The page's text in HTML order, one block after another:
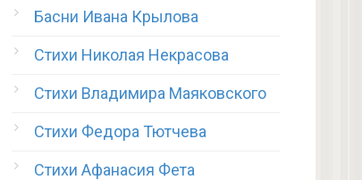
Басни Ивана Крылова
Стихи Николая Некрасова
Стихи Владимира Маяковского
Стихи Федора Тютчева
Стихи Афанасия Фета